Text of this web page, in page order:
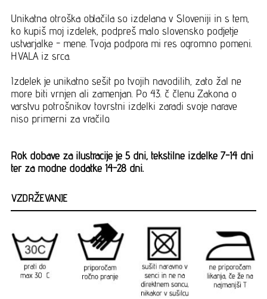
Unikatna otroška oblačila so izdelana v Sloveniji in s tem,
ko kupiš moj izdelek, podpreš malo slovensko podjetje
ustvarjalke - mene. Tvoja podpora mi res ogromno pomeni.
HVALA iz srca.
Izdelek je unikatno sešit po tvojih navodilih, zato žal ne
more biti vrnjen ali zamenjan. Po 43. č členu Zakona o
varstvu potrošnikov tovrstni izdelki zaradi svoje narave
niso primerni za vračilo.
Rok dobave za ilustracije je 5 dni, tekstilne izdelke 7-14 dni
ter za modne dodatke 14-28 dni.
VZDRŽEVANJE